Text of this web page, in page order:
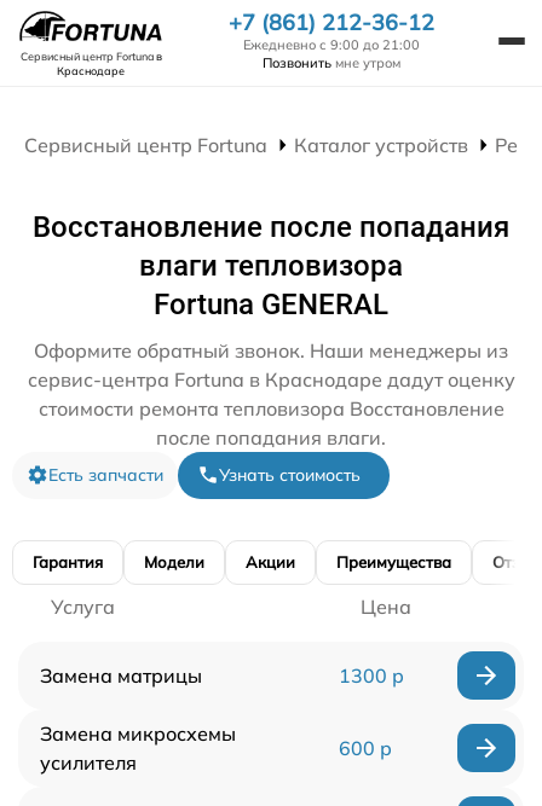
Сервисный центр Fortunaв
Краснодаре
+7 (861) 212-36-12
Ежедневно с 9:00 до 21:00
Позвонить мне утром
Сервисный центр Fortuna Каталог устройств
Восстановление после попадания
влаги тепловизора
Fortuna GENERAL
Оформите обратный звонок. Наши менеджеры из
сервис-центра Fortuna в Краснодаре дадут оценку
стоимости ремонта тепловизора Восстановление
после попадания влаги.
Есть запчасти Узнать стоимость
Гарантия Модели Акции Преимущества
Услуга Цена
Замена матрицы 1300 р
Замена микросхемы
усилителя
600 р